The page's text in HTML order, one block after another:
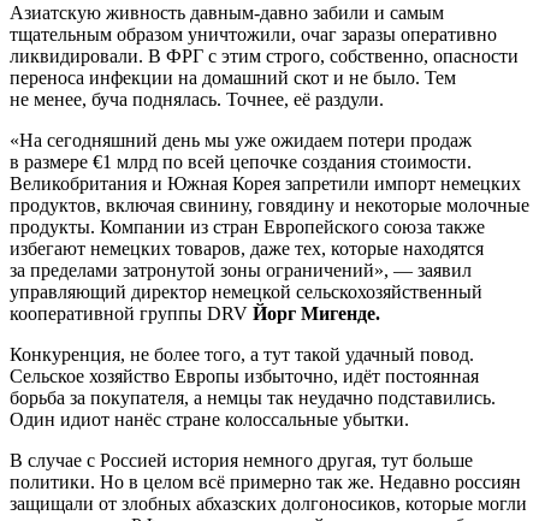
Азиатскую живность давным-давно забили и самым
тщательным образом уничтожили, очаг заразы оперативно
ликвидировали. В ФРГ с этим строго, собственно, опасности
переноса инфекции на домашний скот и не было. Тем
не менее, буча поднялась. Точнее, её раздули.
«На сегодняшний день мы уже ожидаем потери продаж
в размере €1 млрд по всей цепочке создания стоимости.
Великобритания и Южная Корея запретили импорт немецких
продуктов, включая свинину, говядину и некоторые молочные
продукты. Компании из стран Европейского союза также
избегают немецких товаров, даже тех, которые находятся
за пределами затронутой зоны ограничений», — заявил
управляющий директор немецкой сельскохозяйственный
кооперативной группы DRV Йорг Мигенде.
Конкуренция, не более того, а тут такой удачный повод.
Сельское хозяйство Европы избыточно, идёт постоянная
борьба за покупателя, а немцы так неудачно подставились.
Один идиот нанёс стране колоссальные убытки.
В случае с Россией история немного другая, тут больше
политики. Но в целом всё примерно так же. Недавно россиян
защищали от злобных абхазских долгоносиков, которые могли